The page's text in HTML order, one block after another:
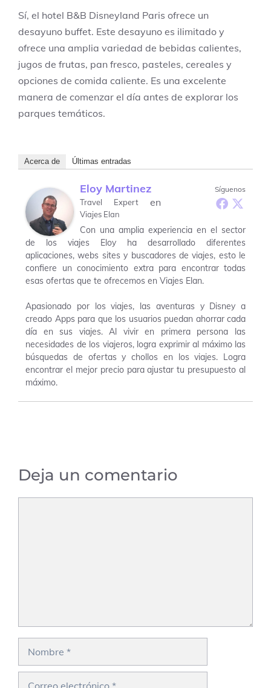
Sí, el hotel B&B Disneyland Paris ofrece un
desayuno buffet. Este desayuno es ilimitado y
ofrece una amplia variedad de bebidas calientes,
jugos de frutas, pan fresco, pasteles, cereales y
opciones de comida caliente. Es una excelente
manera de comenzar el día antes de explorar los
parques temáticos.
Acerca de Últimas entradas
Síguenos
Eloy Martinez
Travel Experten
Viajes Elan
Con una amplia experiencia en el sector
de los viajes Eloy ha desarrollado diferentes
aplicaciones, webs sites y buscadores de viajes, esto le
confiere un conocimiento extra para encontrar todas
esas ofertas que te ofrecemos en Viajes Elan.
Apasionado por los viajes, las aventuras y Disney a
creado Apps para que los usuarios puedan ahorrar cada
día en sus viajes. Al vivir en primera persona las
necesidades de los viajeros, logra exprimir al máximo las
búsquedas de ofertas y chollos en los viajes. Logra
encontrar el mejor precio para ajustar tu presupuesto al
máximo.
Deja un comentario